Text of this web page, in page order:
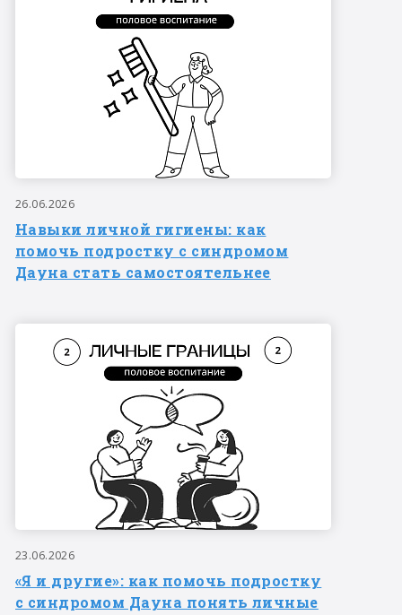
26.06.2026
Навыки личной гигиены: как
помочь подростку с синдромом
Дауна стать самостоятельнее
23.06.2026
«Я и другие»: как помочь подростку
с синдромом Дауна понять личные